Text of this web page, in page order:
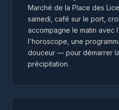
Marché de la Place des
samedi, café sur le port,
accompagne le matin avec
l'horoscope, une
douceur — pour démarrer
précipitation.